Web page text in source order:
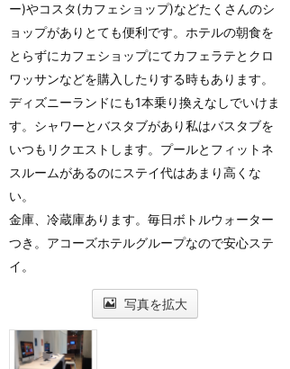
ー)やコスタ(カフェショップ)などたくさんのシ
ョップがありとても便利です。ホテルの朝食を
とらずにカフェショップにてカフェラテとクロ
ワッサンなどを購入したりする時もあります。
ディズニーランドにも1本乗り換えなしでいけま
す。シャワーとバスタブがあり私はバスタブを
いつもリクエストします。プールとフィットネ
スルームがあるのにステイ代はあまり高くな
い。
金庫、冷蔵庫あります。毎日ボトルウォーター
つき。アコーズホテルグループなので安心ステ
イ。
写真を拡大